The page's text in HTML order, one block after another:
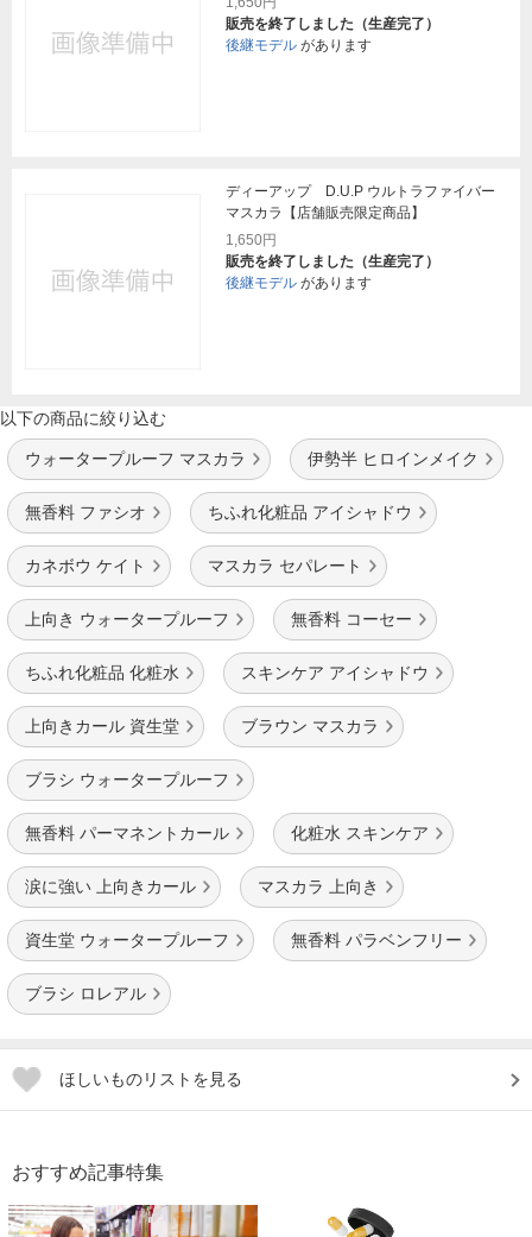
販売を終了しました（生産完了）
後継モデル があります
ディーアップ D.U.P ウルトラファイバー
マスカラ【店舗販売限定商品】
1,650円
販売を終了しました（生産完了）
後継モデル があります
以下の商品に絞り込む
ウォータープルーフ マスカラ 伊勢半 ヒロインメイク
無香料 ファシオ ちふれ化粧品 アイシャドウ
カネボウ ケイト マスカラ セパレート
上向き ウォータープルーフ 無香料 コーセー
ちふれ化粧品 化粧水 スキンケア アイシャドウ
上向きカール 資生堂 ブラウン マスカラ
ブラシ ウォータープルーフ
無香料 パーマネントカール 化粧水 スキンケア
涙に強い 上向きカール マスカラ 上向き
資生堂 ウォータープルーフ 無香料 パラベンフリー
ブラシ ロレアル
ほしいものリストを見る
おすすめ記事特集